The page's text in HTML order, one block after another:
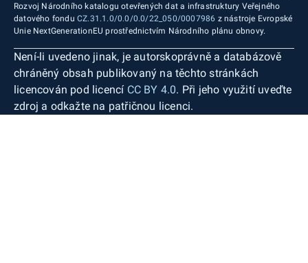
Rozvoj Národního katalogu otevřených dat a infrastruktury Veřejného
datového fondu CZ.31.1.0/0.0/0.0/22_050/0007986 z nástroje Evropské
Unie NextGenerationEU prostřednictvím Národního plánu obnovy.
Není-li uvedeno jinak, je autorskoprávně a databázově
chráněný obsah publikovaný na těchto stránkách
licencován pod licencí CC BY 4.0. Při jeho využití uveďte
zdroj a odkažte na patřičnou licenci.